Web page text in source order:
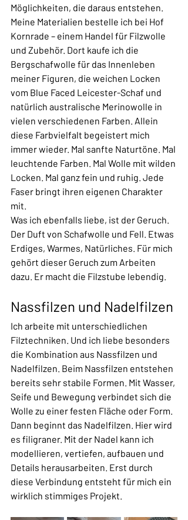
Möglichkeiten, die daraus entstehen.
Meine Materialien bestelle ich bei Hof
Kornrade – einem Handel für Filzwolle
und Zubehör. Dort kaufe ich die
Bergschafwolle für das Innenleben
meiner Figuren, die weichen Locken
vom Blue Faced Leicester-Schaf und
natürlich australische Merinowolle in
vielen verschiedenen Farben. Allein
diese Farbvielfalt begeistert mich
immer wieder. Mal sanfte Naturtöne. Mal
leuchtende Farben. Mal Wolle mit wilden
Locken. Mal ganz fein und ruhig. Jede
Faser bringt ihren eigenen Charakter
mit.
Was ich ebenfalls liebe, ist der Geruch.
Der Duft von Schafwolle und Fell. Etwas
Erdiges, Warmes, Natürliches. Für mich
gehört dieser Geruch zum Arbeiten
dazu. Er macht die Filzstube lebendig.
Nassfilzen und Nadelfilzen
Ich arbeite mit unterschiedlichen
Filztechniken. Und ich liebe besonders
die Kombination aus Nassfilzen und
Nadelfilzen. Beim Nassfilzen entstehen
bereits sehr stabile Formen. Mit Wasser,
Seife und Bewegung verbindet sich die
Wolle zu einer festen Fläche oder Form.
Dann beginnt das Nadelfilzen. Hier wird
es filigraner. Mit der Nadel kann ich
modellieren, vertiefen, aufbauen und
Details herausarbeiten. Erst durch
diese Verbindung entsteht für mich ein
wirklich stimmiges Projekt.